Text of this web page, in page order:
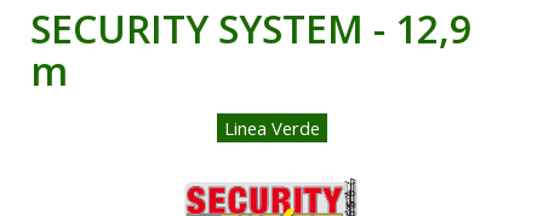
SCALE
SEMPLICI D'APPOGGIO
SECURITY SYSTEM - 12,9
m
Linea Verde